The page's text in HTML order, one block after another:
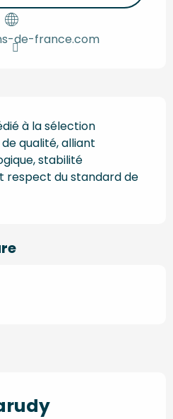
de-france.com
à la sélection
qualité, alliant
stabilité
du standard de